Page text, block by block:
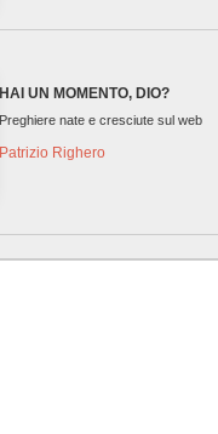
HAI UN MOMENTO, DIO?
Preghiere nate e cresciute sul web
Patrizio Righero